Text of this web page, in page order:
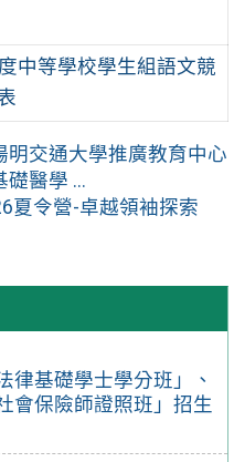
律基礎學士學分班」、
會保險師證照班」招生
中等學校學生組語文競
明交通大學推廣教育中心
醫學 ...
夏令營-卓越領袖探索